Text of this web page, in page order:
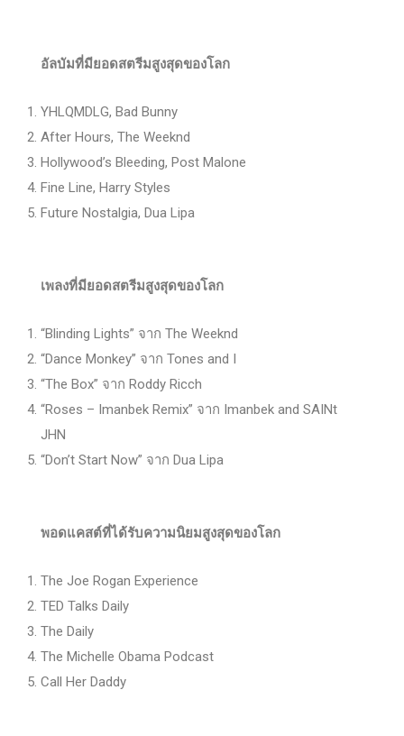
อัลบัมที่มียอดสตรีมสูงสุดของโลก
YHLQMDLG, Bad Bunny
After Hours, The Weeknd
Hollywood’s Bleeding, Post Malone
Fine Line, Harry Styles
Future Nostalgia, Dua Lipa
เพลงที่มียอดสตรีมสูงสุดของโลก
“Blinding Lights” จาก The Weeknd
“Dance Monkey” จาก Tones and I
“The Box” จาก Roddy Ricch
“Roses – Imanbek Remix” จาก Imanbek and SAINt
JHN
“Don’t Start Now” จาก Dua Lipa
พอดแคสต์ที่ได้รับความนิยมสูงสุดของโลก
The Joe Rogan Experience
TED Talks Daily
The Daily
The Michelle Obama Podcast
Call Her Daddy